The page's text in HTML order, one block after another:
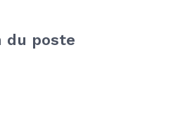
du poste